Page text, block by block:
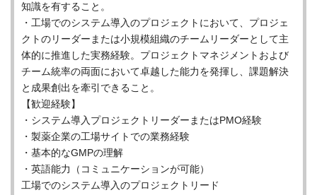
知識を有すること。
・工場でのシステム導入のプロジェクトにおいて、プロジェ
クトのリーダーまたは小規模組織のチームリーダーとして主
体的に推進した実務経験。プロジェクトマネジメントおよび
チーム統率の両面において卓越した能力を発揮し、課題解決
と成果創出を牽引できること。
【歓迎経験】
・システム導入プロジェクトリーダーまたはPMO経験
・製薬企業の工場サイトでの業務経験
・基本的なGMPの理解
・英語能力（コミュニケーションが可能）
工場でのシステム導入のプロジェクトリード